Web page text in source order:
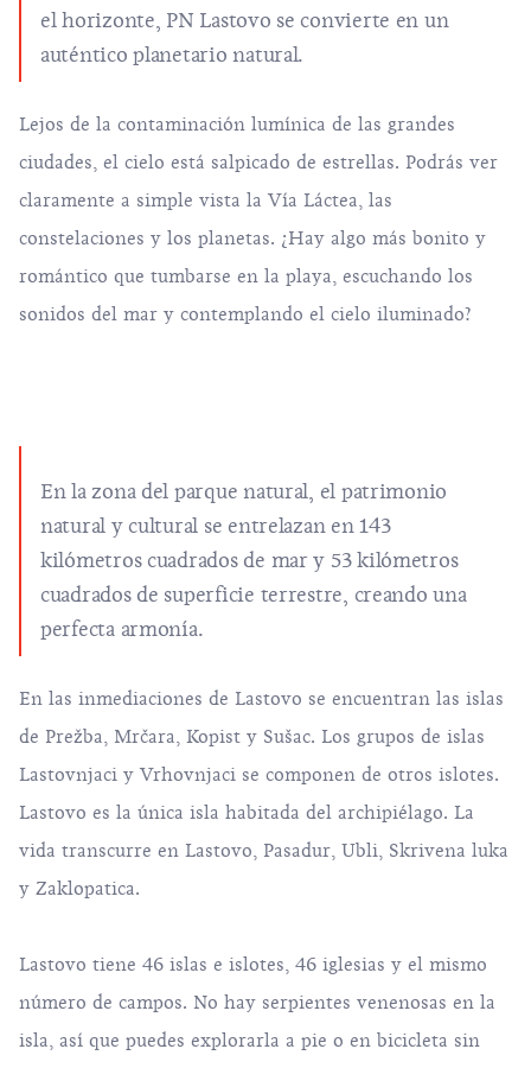
el horizonte, PN Lastovo se convierte en un
auténtico planetario natural.
Lejos de la contaminación lumínica de las grandes
ciudades, el cielo está salpicado de estrellas. Podrás ver
claramente a simple vista la Vía Láctea, las
constelaciones y los planetas. ¿Hay algo más bonito y
romántico que tumbarse en la playa, escuchando los
sonidos del mar y contemplando el cielo iluminado?
En la zona del parque natural, el patrimonio
natural y cultural se entrelazan en 143
kilómetros cuadrados de mar y 53 kilómetros
cuadrados de superficie terrestre, creando una
perfecta armonía.
En las inmediaciones de Lastovo se encuentran las islas
de Prežba, Mrčara, Kopist y Sušac. Los grupos de islas
Lastovnjaci y Vrhovnjaci se componen de otros islotes.
Lastovo es la única isla habitada del archipiélago. La
vida transcurre en Lastovo, Pasadur, Ubli, Skrivena luka
y Zaklopatica.
Lastovo tiene 46 islas e islotes, 46 iglesias y el mismo
número de campos. No hay serpientes venenosas en la
isla, así que puedes explorarla a pie o en bicicleta sin